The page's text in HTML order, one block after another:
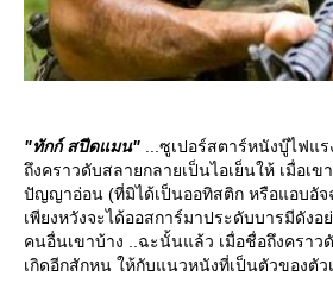
"ทักก์ สปีดแมน" ...ซูเปอร์สตาร์หนังบู๊ไฟแ
ถึงคราวดับสลายกลายเป็นไอเย็นให้ เมื่อเ
ปัญญาอ่อน (ที่มิได้เป็นออทิสติก หรือแอบอัจ
เพียงหวังจะได้ออสการ์มาประดับบารมีดัง
คนอื่นเขาบ้าง ..ฉะนั้นแล้ว เมื่อชื่อถึงคราว
เกิดอีกสักหน ให้กับแนวหนังที่เป็นตัวของตัว